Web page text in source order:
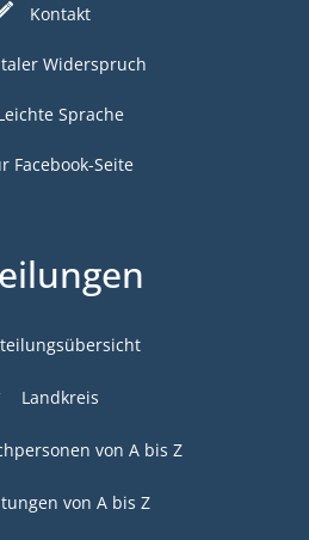
Kontakt
Widerspruch
Sprache
Facebook-Seite
Landkreis
von A bis Z
von A bis Z